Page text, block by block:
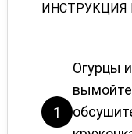
ИНСТРУКЦИЯ
1
Огурцы